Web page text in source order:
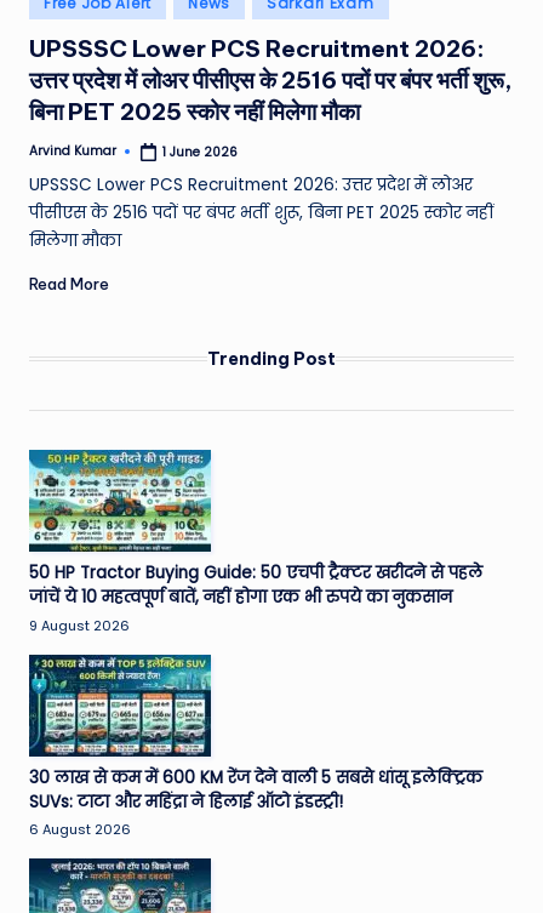
e
a
t
er
,
T
e
h
&
M
o
vi
e
N
e
w
s
A
ro
u
n
in
UPSSSC Lower PCS Recruitment 2026:
उत्तर प्रदेश में लोअर पीसीएस के 2516 पदों पर बंपर भर्ती शुरू,
बिना PET 2025 स्कोर नहीं मिलेगा मौका
Posted
Arvind Kumar 1 June 2026
UPSSSC Lower PCS Recruitment 2026: उत्तर प्रदेश में लोअर
पीसीएस के 2516 पदों पर बंपर भर्ती शुरू, बिना PET 2025 स्कोर नहीं
मिलेगा मौका
Read More
Trending Post
50 HP Tractor Buying Guide: 50 एचपी ट्रैक्टर खरीदने से पहले
जांचें ये 10 महत्वपूर्ण बातें, नहीं होगा एक भी रुपये का नुकसान
9 August 2026
30 लाख से कम में 600 KM रेंज देने वाली 5 सबसे धांसू इलेक्ट्रिक
SUVs: टाटा और महिंद्रा ने हिलाई ऑटो इंडस्ट्री!
6 August 2026